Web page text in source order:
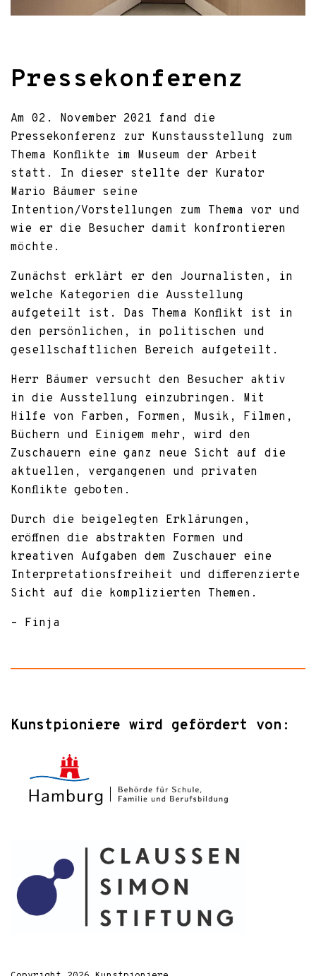
Pressekonferenz
Am 02. November 2021 fand die
Pressekonferenz zur Kunstausstellung zum
Thema Konflikte im Museum der Arbeit
statt. In dieser stellte der Kurator
Mario Bäumer seine
Intention/Vorstellungen zum Thema vor und
wie er die Besucher damit konfrontieren
möchte.
Zunächst erklärt er den Journalisten, in
welche Kategorien die Ausstellung
aufgeteilt ist. Das Thema Konflikt ist in
den persönlichen, in politischen und
gesellschaftlichen Bereich aufgeteilt.
Herr Bäumer versucht den Besucher aktiv
in die Ausstellung einzubringen. Mit
Hilfe von Farben, Formen, Musik, Filmen,
Büchern und Einigem mehr, wird den
Zuschauern eine ganz neue Sicht auf die
aktuellen, vergangenen und privaten
Konflikte geboten.
Durch die beigelegten Erklärungen,
eröffnen die abstrakten Formen und
kreativen Aufgaben dem Zuschauer eine
Interpretationsfreiheit und differenzierte
Sicht auf die komplizierten Themen.
– Finja
Kunstpioniere wird gefördert von: